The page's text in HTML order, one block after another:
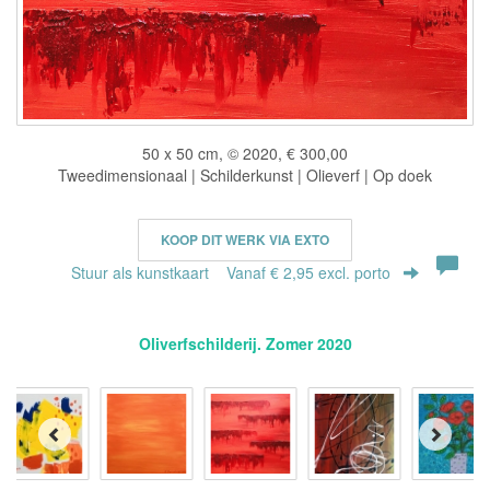
50 x 50 cm, © 2020, € 300,00
Tweedimensionaal | Schilderkunst | Olieverf | Op doek
KOOP DIT WERK VIA EXTO
Stuur als kunstkaart Vanaf € 2,95 excl. porto
Oliverfschilderij. Zomer 2020